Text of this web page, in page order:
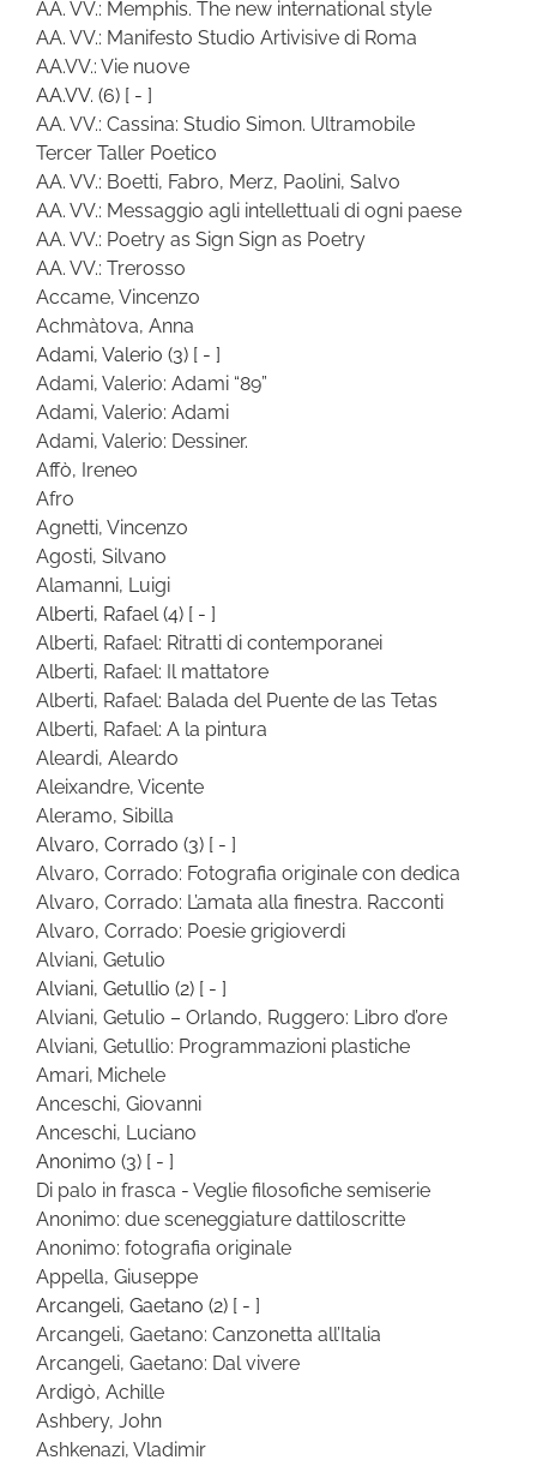
AA. VV.: Memphis. The new international style
AA. VV.: Manifesto Studio Artivisive di Roma
AA.VV.: Vie nuove
AA.VV. (6) [ - ]
AA. VV.: Cassina: Studio Simon. Ultramobile
Tercer Taller Poetico
AA. VV.: Boetti, Fabro, Merz, Paolini, Salvo
AA. VV.: Messaggio agli intellettuali di ogni paese
AA. VV.: Poetry as Sign Sign as Poetry
AA. VV.: Trerosso
Accame, Vincenzo
Achmàtova, Anna
Adami, Valerio (3) [ - ]
Adami, Valerio: Adami “89”
Adami, Valerio: Adami
Adami, Valerio: Dessiner.
Affò, Ireneo
Afro
Agnetti, Vincenzo
Agosti, Silvano
Alamanni, Luigi
Alberti, Rafael(4) [ - ]
Alberti, Rafael: Ritratti di contemporanei
Alberti, Rafael: Il mattatore
Alberti, Rafael: Balada del Puente de las Tetas
Alberti, Rafael: A la pintura
Aleardi, Aleardo
Aleixandre, Vicente
Aleramo, Sibilla
Alvaro, Corrado (3) [ - ]
Alvaro, Corrado: Fotografia originale con dedica
Alvaro, Corrado: L’amata alla finestra. Racconti
Alvaro, Corrado: Poesie grigioverdi
Alviani, Getulio
Alviani, Getullio (2) [ - ]
Alviani, Getulio – Orlando, Ruggero: Libro d’ore
Alviani, Getullio: Programmazioni plastiche
Amari, Michele
Anceschi, Giovanni
Anceschi, Luciano
Anonimo (3) [ - ]
Di palo in frasca - Veglie filosofiche semiserie
Anonimo: due sceneggiature dattiloscritte
Anonimo: fotografia originale
Appella, Giuseppe
Arcangeli, Gaetano (2) [ - ]
Arcangeli, Gaetano: Canzonetta all’Italia
Arcangeli, Gaetano: Dal vivere
Ardigò, Achille
Ashbery, John
Ashkenazi, Vladimir